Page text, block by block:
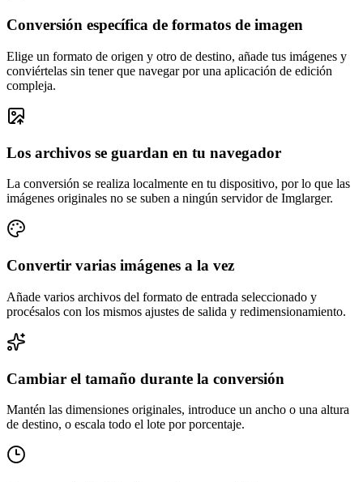
Conversión específica de formatos de imagen
Elige un formato de origen y otro de destino, añade tus imágenes y
conviértelas sin tener que navegar por una aplicación de edición
compleja.
Los archivos se guardan en tu navegador
La conversión se realiza localmente en tu dispositivo, por lo que las
imágenes originales no se suben a ningún servidor de Imglarger.
Convertir varias imágenes a la vez
Añade varios archivos del formato de entrada seleccionado y
procésalos con los mismos ajustes de salida y redimensionamiento.
Cambiar el tamaño durante la conversión
Mantén las dimensiones originales, introduce un ancho o una altura
de destino, o escala todo el lote por porcentaje.